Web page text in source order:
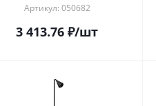
Артикул: 050682
3 413.76 ₽/шт